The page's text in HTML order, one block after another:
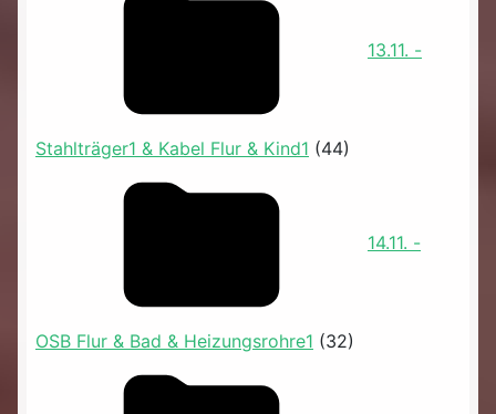
13.11. -
Stahlträger1 & Kabel Flur & Kind1 (44)
14.11. -
OSB Flur & Bad & Heizungsrohre1 (32)